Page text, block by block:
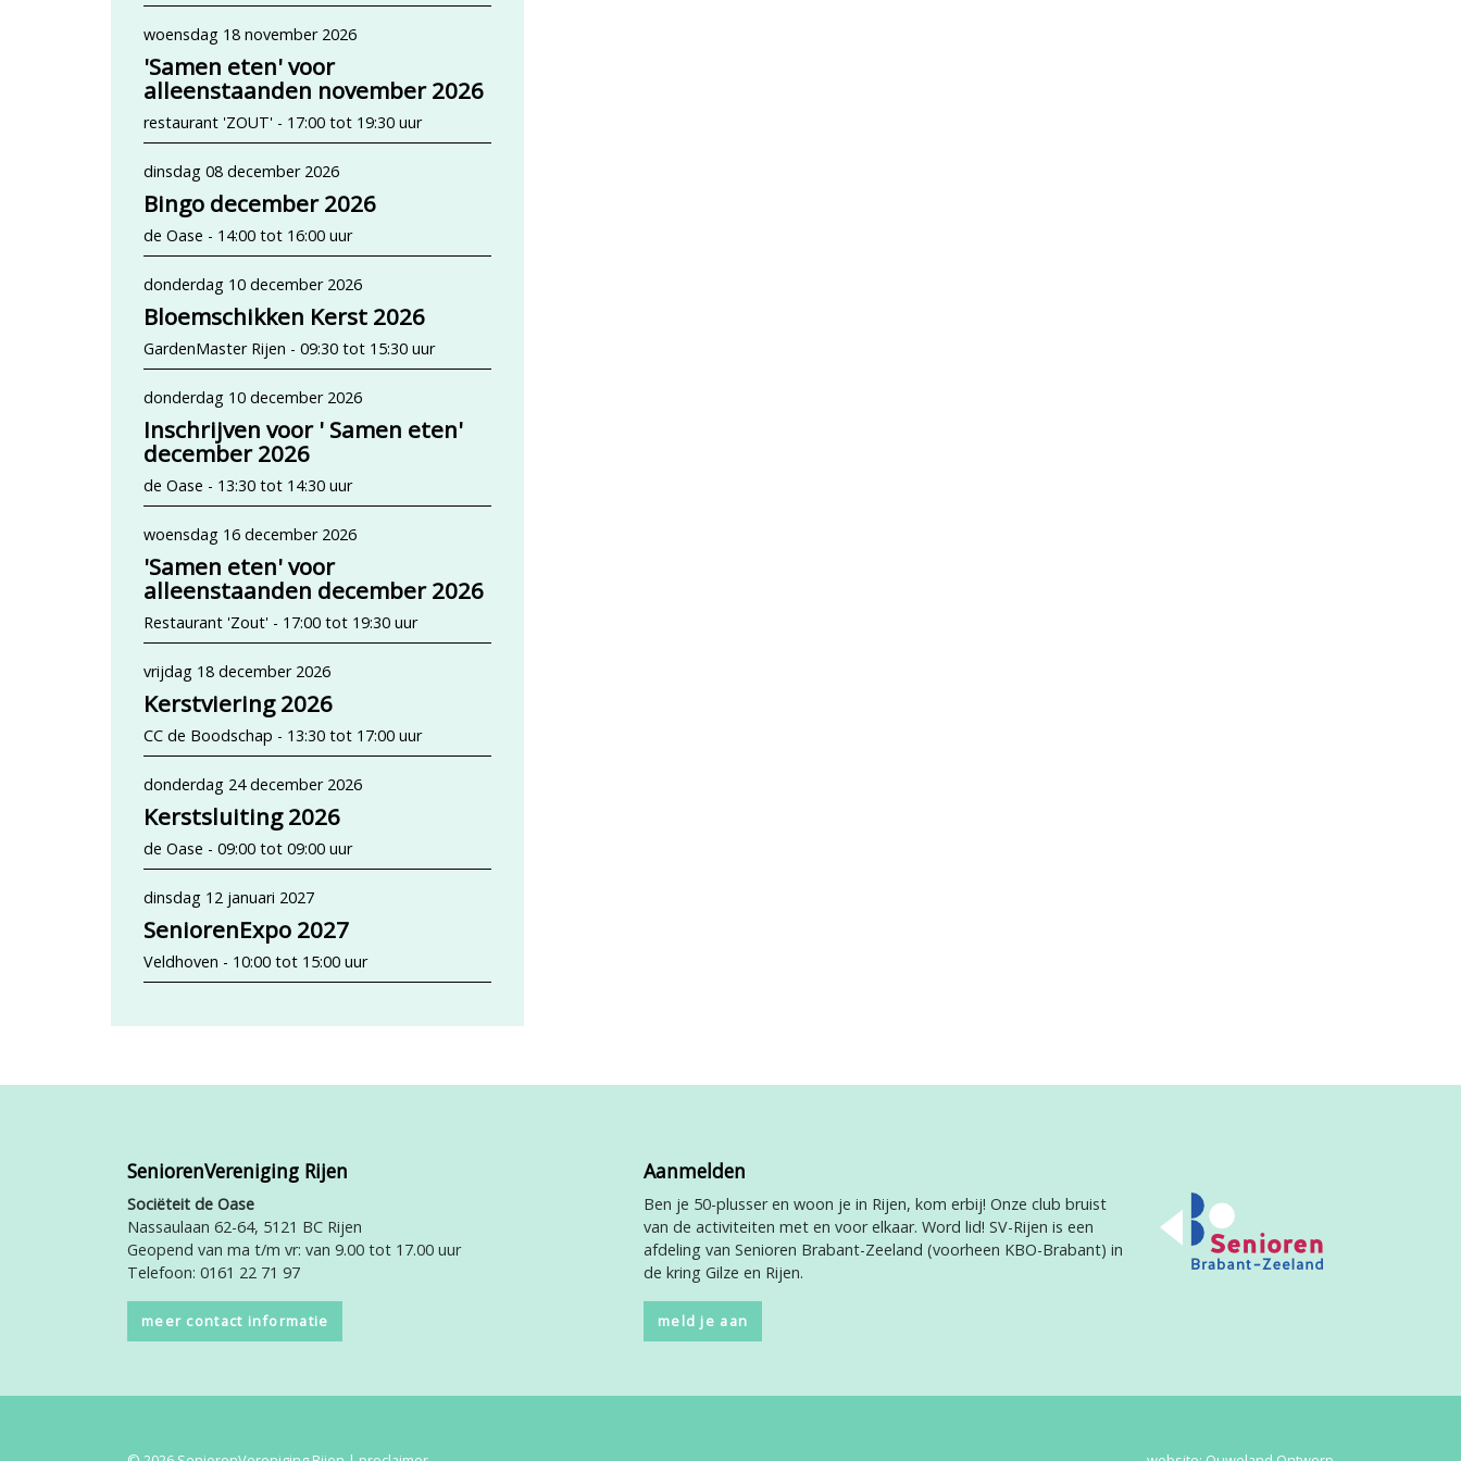
woensdag 18 november 2026
'Samen eten' voor
alleenstaanden november 2026
restaurant 'ZOUT' - 17:00 tot 19:30 uur
dinsdag 08 december 2026
Bingo december 2026
de Oase - 14:00 tot 16:00 uur
donderdag 10 december 2026
Bloemschikken Kerst 2026
GardenMaster Rijen - 09:30 tot 15:30 uur
donderdag 10 december 2026
Inschrijven voor ' Samen eten'
december 2026
de Oase - 13:30 tot 14:30 uur
woensdag 16 december 2026
'Samen eten' voor
alleenstaanden december 2026
Restaurant 'Zout' - 17:00 tot 19:30 uur
vrijdag 18 december 2026
Kerstviering 2026
CC de Boodschap - 13:30 tot 17:00 uur
donderdag 24 december 2026
Kerstsluiting 2026
de Oase - 09:00 tot 09:00 uur
dinsdag 12 januari 2027
SeniorenExpo 2027
Veldhoven - 10:00 tot 15:00 uur
SeniorenVereniging Rijen
Sociëteit de Oase
Nassaulaan 62-64, 5121 BC Rijen
Geopend van ma t/m vr: van 9.00 tot 17.00 uur
Telefoon: 0161 22 71 97
meer contact informatie
Aanmelden
Ben je 50-plusser en woon je in Rijen, kom erbij! Onze club bruist
van de activiteiten met en voor elkaar. Word lid! SV-Rijen is een
afdeling van Senioren Brabant-Zeeland (voorheen KBO-Brabant) in
de kring Gilze en Rijen.
meld je aan